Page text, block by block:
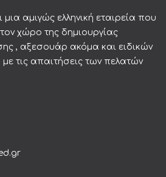
μια αμιγώς ελληνική εταιρεία που
χώρο της δημιουργίας
, αξεσουάρ ακόμα και ειδικών
τις απαιτήσεις των πελατών